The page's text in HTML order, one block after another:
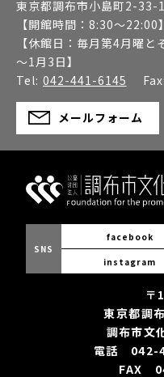
東京都調布市小島町2-33-
【開館時間： 8:30～22:00】
【休館日： 毎月第4月曜と
～1月3日】
Tel: 042-441-6145 Fax:
メールフォーム
SNS
facebook
instagram
〒
東京都調
調布市文
電話 042-
FAX